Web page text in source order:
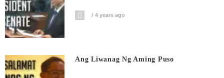
4 years ago
Ang Liwanag Ng Aming Puso